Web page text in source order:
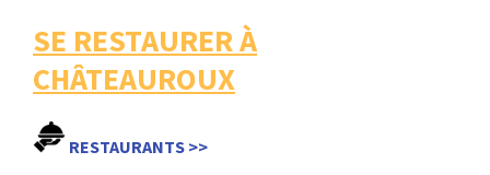
SE RESTAURER À
CHÂTEAUROUX
RESTAURANTS >>